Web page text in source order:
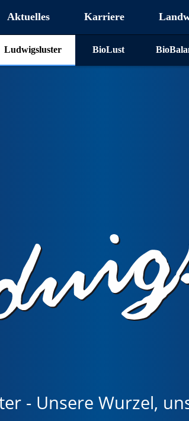
Aktuelles Karriere
Ludwigsluster BioLust
- Unsere Wurzel,